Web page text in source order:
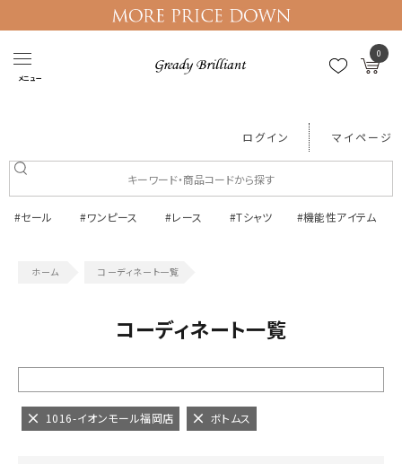
メニュー
0
ログイン マイページ
#セール #ワンピース #レース #Tシャツ #機能性アイテム
コーディネート一覧
コーディネート一覧
1016-イオンモール福岡店 ボトムス